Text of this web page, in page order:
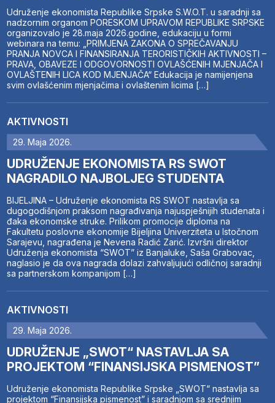
Udruženje ekonomista Republike Srpske S.W.O.T. u saradnji sa
nadzornim organom PORESKOM UPRAVOM REPUBLIKE SRPSKE
organizovalo je 28.maja 2026.godine, edukaciju u formi
webinara na temu: „PRIMJENA ZAKONA O SPREČAVANJU
PRANJA NOVCA I FINANSIRANJA TERORISTIČKIH AKTIVNOSTI –
PRAVA, OBAVEZE I ODGOVORNOSTI OVLAŠĆENIH MJENJAČA I
OVLAŠTENIH LICA KOD MJENJAČA“ Edukacija je namijenjena
svim ovlašćenim mjenjačima i ovlaštenim licima […]
AKTIVNOSTI
29. Maja 2026.
UDRUŽENJE EKONOMISTA RS SWOT
NAGRADILO NAJBOLJEG STUDENTA
BIJELJINA – Udruženje ekonomista RS SWOT nastavlja sa
dugogodišnjom praksom nagrađivanja najuspješnijih studenata i
đaka ekonomske struke. Prilikom promocije diploma na
Fakultetu poslovne ekonomije Bijeljina Univerziteta u Istočnom
Sarajevu, nagrađena je Nevena Radić Zarić. Izvršni direktor
Udruženja ekonomista “SWOT” iz Banjaluke, Saša Grabovac,
naglasio je da ova nagrada dolazi zahvaljujući odličnoj saradnji
sa partnerskom kompanijom […]
AKTIVNOSTI
29. Maja 2026.
UDRUŽENJE „SWOT“ NASTAVLJA SA
PROJEKTOM “FINANSIJSKA PISMENOST”
Udruženje ekonomista Republike Srpske „SWOT“ nastavlja sa
projektom “Finansijska pismenost” i saradnjom sa srednjim